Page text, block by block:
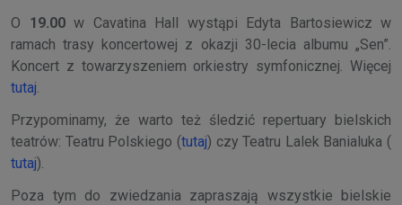
O 19.00w Cavatina Hall wystąpi Edyta Bartosiewicz w
ramach trasy koncertowej z okazji 30-lecia albumu „Sen”.
Koncert z towarzyszeniem orkiestry symfonicznej. Więcej
tutaj
Przypominamy, że warto też śledzić repertuary bielskich
teatrów: Teatru Polskiego (tutaj) czy Teatru Lalek Banialuka (
tutaj).
Poza tym do zwiedzania zapraszają wszystkie bielskie